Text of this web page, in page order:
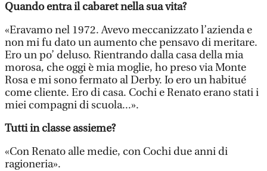
Quando entra il cabaret nella sua vita?
«Eravamo nel 1972. Avevo meccanizzato l’azienda e
non mi fu dato un aumento che pensavo di meritare.
Ero un po’ deluso. Rientrando dalla casa della mia
morosa, che oggi è mia moglie, ho preso via Monte
Rosa e mi sono fermato al Derby. Io ero un habitué
come cliente. Ero di casa. Cochi e Renato erano stati i
miei compagni di scuola...».
Tutti in classe assieme?
«Con Renato alle medie, con Cochi due anni di
ragioneria».